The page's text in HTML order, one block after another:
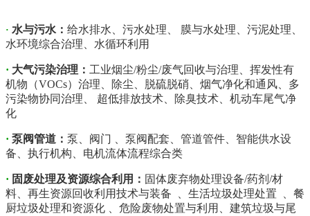
· 水与污水 ： 给水排水、污水处理、 膜与水处理、污泥处理、
水环境综合治理、水循环利用
· 大气污染治理 ： 工业烟尘/粉尘/废气回收与治理、挥发性有
机物（VOCs）治理、除尘、脱硫脱硝、烟气净化和通风、多
污染物协同治理、 超低排放技术、除臭技术、机动车尾气净
化
· 泵阀管道： 泵、阀门 、泵阀配套、管道管件、智能供水设
备、执行机构、电机流体流程综合类
· 固废处理及资源综合利用 ： 固体废弃物处理设备/药剂/材
料、再生资源回收利用技术与装备 、生活垃圾处理处置 、餐
厨垃圾处理和资源化 、危险废物处置与利用、建筑垃圾与尾